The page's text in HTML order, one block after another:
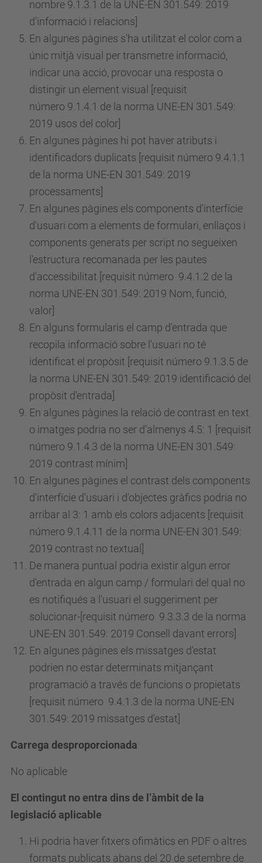
nombre 9.1.3.1 de la UNE-EN 301.549: 2019
d'informació i relacions]
En algunes pàgines s'ha utilitzat el color com a
únic mitjà visual per transmetre informació,
indicar una acció, provocar una resposta o
distingir un element visual [requisit
número 9.1.4.1 de la norma UNE-EN 301.549:
2019 usos del color]
En algunes pàgines hi pot haver atributs i
identificadors duplicats [requisit número 9.4.1.1
de la norma UNE-EN 301.549: 2019
processaments]
En algunes pàgines els components d'interfície
d'usuari com a elements de formulari, enllaços i
components generats per script no segueixen
l'estructura recomanada per les pautes
d'accessibilitat [requisit número 9.4.1.2 de la
norma UNE-EN 301.549: 2019 Nom, funció,
valor]
En alguns formularis el camp d'entrada que
recopila informació sobre l'usuari no té
identificat el propòsit [requisit número 9.1.3.5 de
la norma UNE-EN 301.549: 2019 identificació del
propòsit d'entrada]
En algunes pàgines la relació de contrast en text
o imatges podria no ser d’almenys 4.5: 1 [requisit
número 9.1.4.3 de la norma UNE-EN 301.549:
2019 contrast mínim]
En algunes pàgines el contrast dels components
d'interfície d'usuari i d'objectes gràfics podria no
arribar al 3: 1 amb els colors adjacents [requisit
número 9.1.4.11 de la norma UNE-EN 301.549:
2019 contrast no textual]
De manera puntual podria existir algun error
d'entrada en algun camp / formulari del qual no
es notifiqués a l'usuari el suggeriment per
solucionar-[requisit número 9.3.3.3 de la norma
UNE-EN 301.549: 2019 Consell davant errors]
En algunes pàgines els missatges d'estat
podrien no estar determinats mitjançant
programació a través de funcions o propietats
[requisit número 9.4.1.3 de la norma UNE-EN
301.549: 2019 missatges d'estat]
Carrega desproporcionada
No aplicable
El contingut no entra dins de l’àmbit de la
legislació aplicable
Hi podria haver fitxers ofimàtics en PDF o altres
formats publicats abans del 20 de setembre de